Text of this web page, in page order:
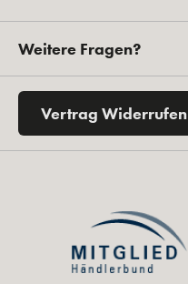
Weitere Fragen?
Vertrag Widerrufen